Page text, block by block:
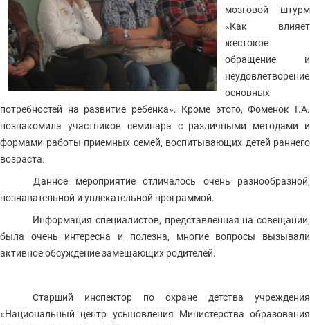
мозговой штурм
«Как влияет
жестокое
обращение и
неудовлетворение
основных
потребностей на развитие ребенка». Кроме этого, Фоменок Г.А.
познакомила участников семинара с различными методами и
формами работы приемных семей, воспитывающих детей раннего
возраста.
Данное мероприятие отличалось очень разнообразной,
познавательной и увлекательной программой.
Информация специалистов, представленная на совещании,
была очень интересна и полезна, многие вопросы вызывали
активное обсуждение замещающих родителей.
Старший инспектор по охране детства учреждения
«Национальный центр усыновления Министерства образования